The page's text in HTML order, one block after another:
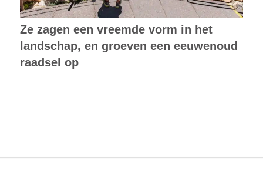
Ze zagen een vreemde vorm in het
landschap, en groeven een eeuwenoud
raadsel op